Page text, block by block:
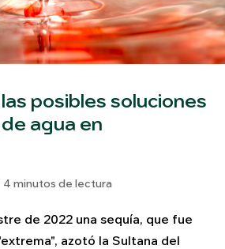
posibles soluciones
agua en
4 minutos de lectura
de 2022 una sequía, que fue
azotó la Sultana del